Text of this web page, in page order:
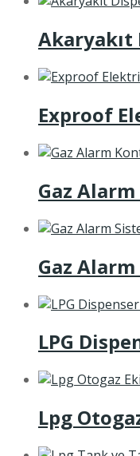
Akaryakıt
Exproof
Gaz
Gaz
LPG
Lpg